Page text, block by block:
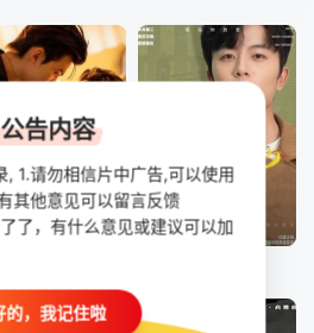
番外 第12集完结
公告内容
, 1.请勿相信片中广告,可以使用
其他意见可以留言反馈
了，有什么意见或建议可以加
的，我记住啦